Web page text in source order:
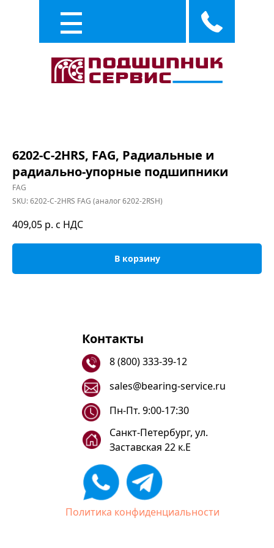
6202-C-2HRS, FAG, Радиальные и
радиально-упорные подшипники
FAG
SKU:6202-C-2HRS FAG (аналог 6202-2RSH)
409,05 р. с НДС
В корзину
Контакты
8 (800) 333-39-12
sales@bearing-service.ru
Санкт-Петербург, ул.
Заставская 22 к.Е
Пн-Пт. 9:00-17:30
Политика конфиденциальности